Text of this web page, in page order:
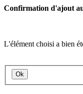
Confirmation d'ajout
L'élément choisi a bien